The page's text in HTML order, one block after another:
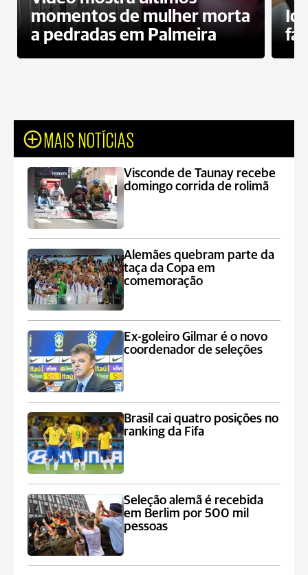
momentos de mulher morta
a pedradas em Palmeira
MAIS NOTÍCIAS
Visconde de Taunay recebe
domingo corrida de rolimã
Alemães quebram parte da
taça da Copa em
comemoração
Ex-goleiro Gilmar é o novo
coordenador de seleções
Brasil cai quatro posições no
ranking da Fifa
Seleção alemã é recebida
em Berlim por 500 mil
pessoas